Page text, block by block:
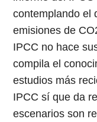
contemplando el
emisiones de
IPCC no hace
compila el
estudios más
IPCC sí que da
escenarios son